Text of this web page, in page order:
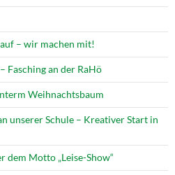
– wir machen mit!
Fasching an der RaHö
Weihnachtsbaum
unserer Schule – Kreativer Start in
dem Motto „Leise-Show“